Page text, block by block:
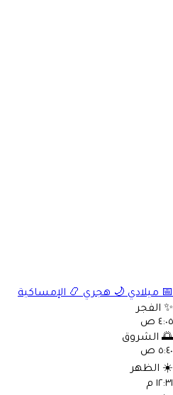
📅 ميلادي 🌙 هجري 📿 الإمساكية
✨ الفجر
٤:٠٥ ص
🌅 الشروق
٥:٤٠ ص
☀️ الظهر
١٢:٣١ م